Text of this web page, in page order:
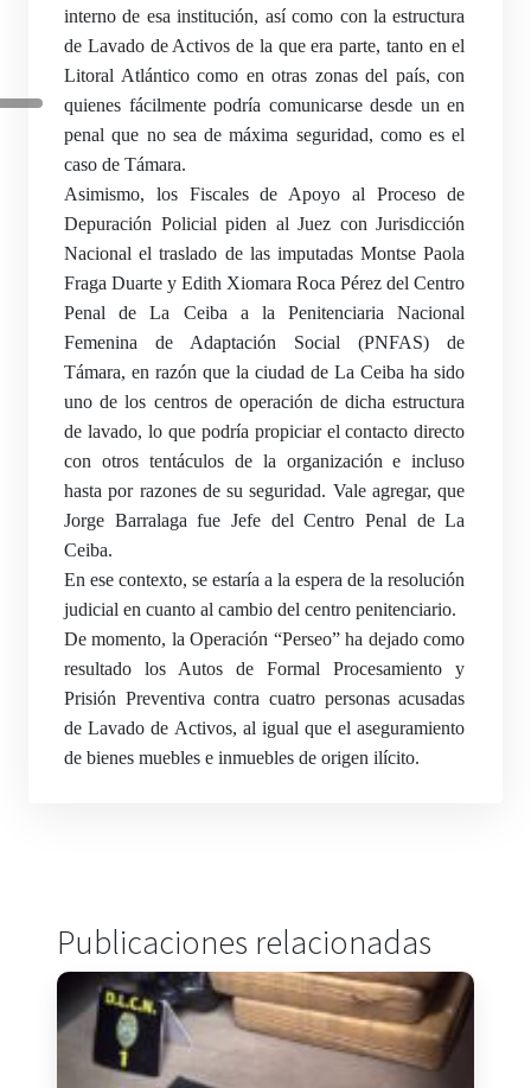
interno de esa institución, así como con la estructura
de Lavado de Activos de la que era parte, tanto en el
Litoral Atlántico como en otras zonas del país, con
quienes fácilmente podría comunicarse desde un en
penal que no sea de máxima seguridad, como es el
caso de Támara.
Asimismo, los Fiscales de Apoyo al Proceso de
Depuración Policial piden al Juez con Jurisdicción
Nacional el traslado de las imputadas Montse Paola
Fraga Duarte y Edith Xiomara Roca Pérez del Centro
Penal de La Ceiba a la Penitenciaria Nacional
Femenina de Adaptación Social (PNFAS) de
Támara, en razón que la ciudad de La Ceiba ha sido
uno de los centros de operación de dicha estructura
de lavado, lo que podría propiciar el contacto directo
con otros tentáculos de la organización e incluso
hasta por razones de su seguridad. Vale agregar, que
Jorge Barralaga fue Jefe del Centro Penal de La
Ceiba.
En ese contexto, se estaría a la espera de la resolución
judicial en cuanto al cambio del centro penitenciario.
De momento, la Operación “Perseo” ha dejado como
resultado los Autos de Formal Procesamiento y
Prisión Preventiva contra cuatro personas acusadas
de Lavado de Activos, al igual que el aseguramiento
de bienes muebles e inmuebles de origen ilícito.
Publicaciones relacionadas